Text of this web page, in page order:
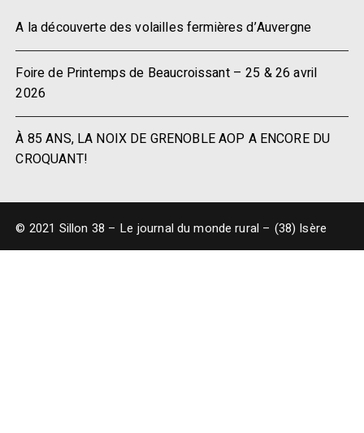
A la découverte des volailles fermières d’Auvergne
Foire de Printemps de Beaucroissant – 25 & 26 avril
2026
À 85 ANS, LA NOIX DE GRENOBLE AOP A ENCORE DU
CROQUANT!
© 2021 Sillon 38 – Le journal du monde rural – (38) Isère